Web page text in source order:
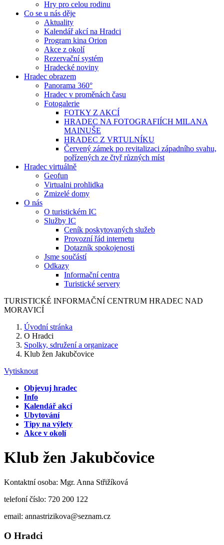
Hry pro celou rodinu
Co se u nás děje
Aktuality
Kalendář akcí na Hradci
Program kina Orion
Akce z okolí
Rezervační systém
Hradecké noviny
Hradec obrazem
Panorama 360°
Hradec v proměnách času
Fotogalerie
FOTKY Z AKCÍ
HRADEC NA FOTOGRAFIÍCH MILANA
MAINUŠE
HRADEC Z VRTULNÍKU
Červený zámek po revitalizaci západního svahu,
pořízených ze čtyř různých míst
Hradec virtuálně
Geofun
Virtualni prohlidka
Zmizelé domy
O nás
O turistickém IC
Služby IC
Ceník poskytovaných služeb
Provozní řád internetu
Dotazník spokojenosti
Jsme součástí
Odkazy
Informační centra
Turistické servery
TURISTICKÉ INFORMAČNÍ CENTRUM HRADEC NAD
MORAVICÍ
Úvodní stránka
O Hradci
Spolky, sdružení a organizace
Klub žen Jakubčovice
Vytisknout
Objevuj hradec
Info
Kalendář akcí
Ubytování
Tipy na výlety
Akce v okolí
Klub žen Jakubčovice
Kontaktní osoba: Mgr. Anna Střižíková
telefoní číslo: 720 200 122
email: annastrizikova@seznam.cz
O Hradci